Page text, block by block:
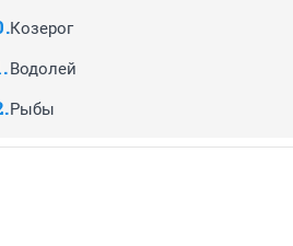
Козерог
Водолей
Рыбы